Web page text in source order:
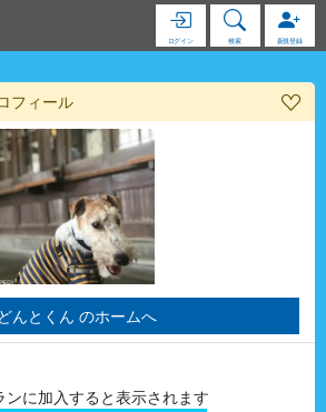
ログイン 検索 新規登録
フィール
どんとくん のホームへ
ンに加入すると表示されます